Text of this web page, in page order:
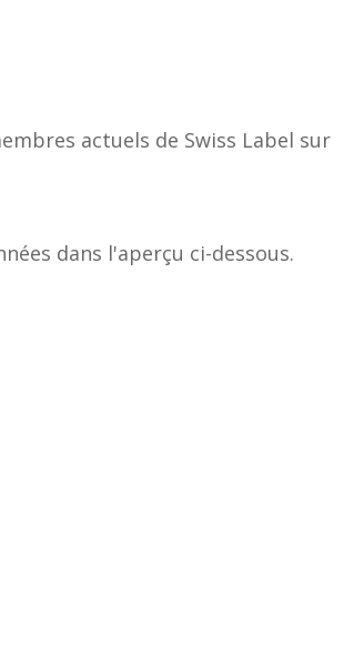
actuels de Swiss Label sur
dans l'aperçu ci-dessous.